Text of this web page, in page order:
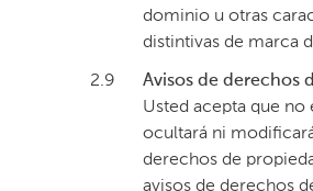
dominio u otras
distintivas de marca
2.9
Avisos de derechos
Usted acepta que no
ocultará ni
derechos de
avisos de derechos